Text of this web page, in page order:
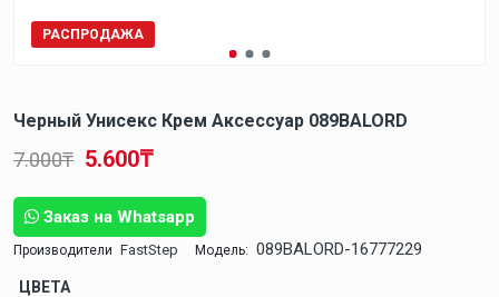
РАСПРОДАЖА
Черный Унисекс Крем Аксессуар 089BALORD
Заказ на Whatsapp
Производители FastStep Модель: 089BALORD-16777229
5.600₸
7.000₸
ЦВЕТА